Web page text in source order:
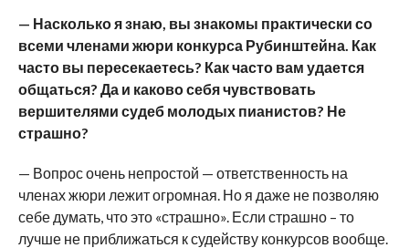
— Насколько я знаю, вы знакомы практически со
всеми членами жюри конкурса Рубинштейна. Как
часто вы пересекаетесь? Как часто вам удается
общаться? Да и каково себя чувствовать
вершителями судеб молодых пианистов? Не
страшно?
— Вопрос очень непростой — ответственность на
членах жюри лежит огромная. Но я даже не позволяю
себе думать, что это «страшно». Если страшно – то
лучше не приближаться к судейству конкурсов вообще.